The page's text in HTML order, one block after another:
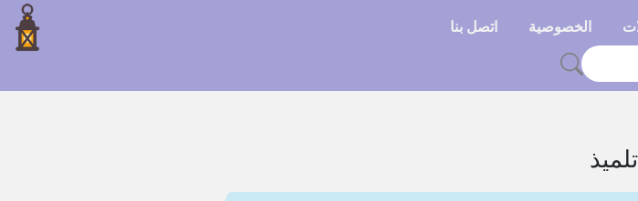
الخصوصية اتصل بنا
تلميذ